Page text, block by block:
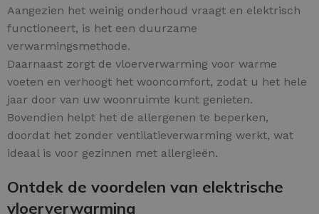
Aangezien het weinig onderhoud vraagt en elektrisch
functioneert, is het een duurzame
verwarmingsmethode.
Daarnaast zorgt de vloerverwarming voor warme
voeten en verhoogt het wooncomfort, zodat u het hele
jaar door van uw woonruimte kunt genieten.
Bovendien helpt het de allergenen te beperken,
doordat het zonder ventilatieverwarming werkt, wat
ideaal is voor gezinnen met allergieën.
Ontdek de voordelen van elektrische
vloerverwarming